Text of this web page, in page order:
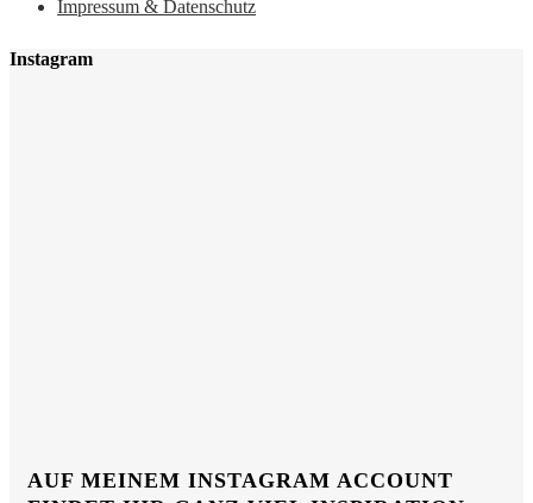
Impressum & Datenschutz
Instagram
AUF MEINEM INSTAGRAM ACCOUNT